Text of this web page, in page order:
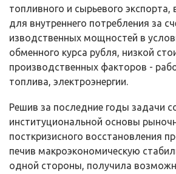
топливного и сырьевого экспорта,
для внутреннего потребления за
изводственных мощностей в
обменного курса рубля, низ­кой
производственных факторов -
топлива, электро­энергии.
Решив за последние годы задачи
институциональной основы
посткризисного восстановления
печив макроэкономическую
одной стороны, получила